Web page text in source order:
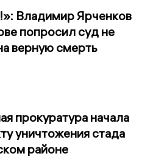
Владимир Ярченков
попросил суд не
верную смерть
прокуратура начала
уничтожения стада
районе